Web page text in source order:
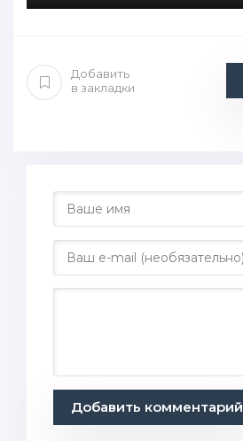
Добавить
в закладки
Добавить комментарий